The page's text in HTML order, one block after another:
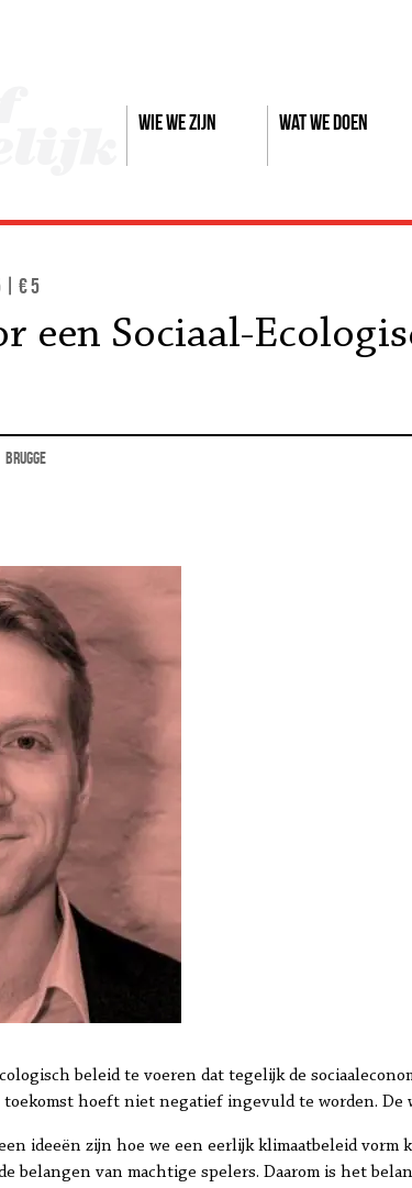
Wie we zijn Wat we doen
| € 5
een Sociaal-
Brugge
beleid te voeren dat tegelijk de
hoeft niet negatief ingevuld te worden. De
ideeën zijn hoe we een eerlijk klimaatbeleid vorm
belangen van machtige spelers. Daarom is het